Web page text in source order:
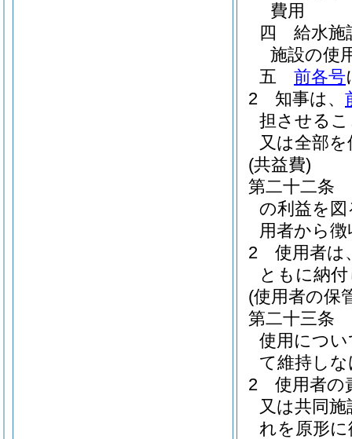
費用
四
給水施
施設の使
五
前各号
2
知事は、
担させる
又は全部
(共益費)
第二十二条
の利益を
用者から
2
使用者は
ともに納
(使用者の保
第二十三条
使用につ
て維持し
2
使用者の
又は共同
れを原形